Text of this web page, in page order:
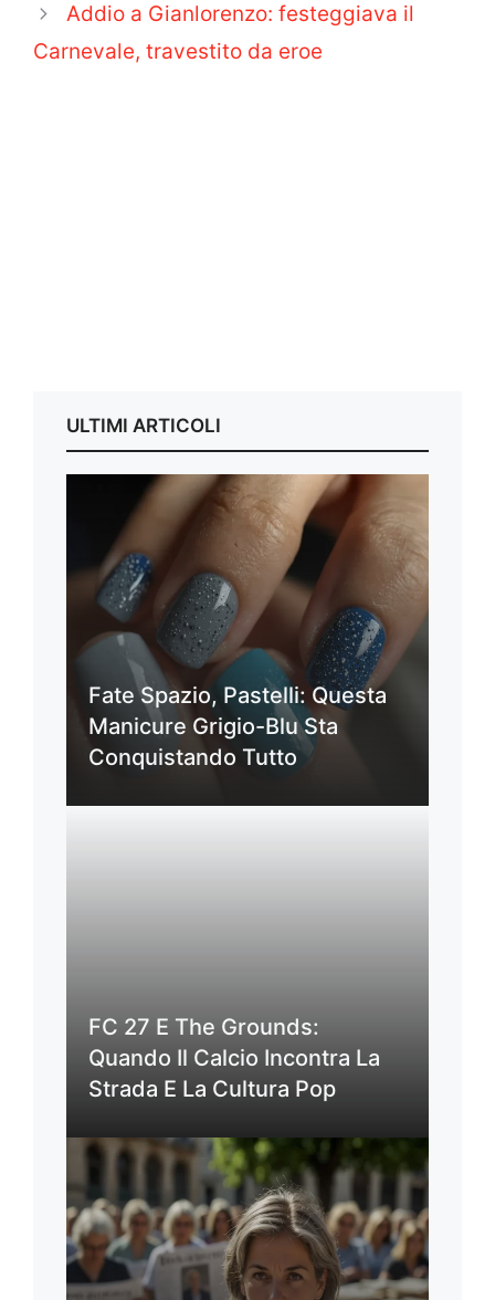
Addio a Gianlorenzo: festeggiava il
Carnevale, travestito da eroe
ULTIMI ARTICOLI
Fate Spazio, Pastelli: Questa
Manicure Grigio-Blu Sta
Conquistando Tutto
FC 27 E The Grounds:
Quando Il Calcio Incontra La
Strada E La Cultura Pop